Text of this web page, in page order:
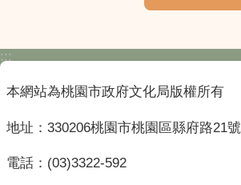
:::
本網站為桃園市政府文化局版權所有
地址：330206桃園市桃園區縣府路21號
電話：(03)3322-592